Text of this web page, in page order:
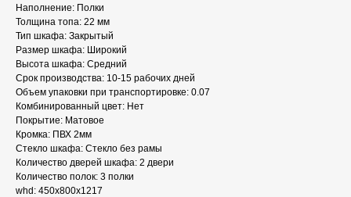
Наполнение: Полки
Толщина топа: 22 мм
Тип шкафа: Закрытый
Размер шкафа: Широкий
Высота шкафа: Средний
Срок производства: 10-15 рабочих дней
Объем упаковки при транспортировке: 0.07
Комбинированный цвет: Нет
Покрытие: Матовое
Кромка: ПВХ 2мм
Стекло шкафа: Стекло без рамы
Количество дверей шкафа: 2 двери
Количество полок: 3 полки
whd: 450x800x1217